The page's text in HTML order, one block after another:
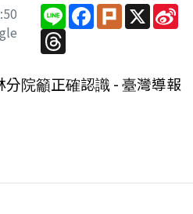
Line Facebook
PlurkX
Threads
院籲正確認識 - 臺灣導報